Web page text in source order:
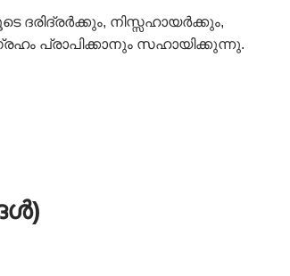
ദരിദ്രർക്കും, നിസ്സഹായർക്കും,
പ്രാപിക്കാനും സഹായിക്കുന്നു.